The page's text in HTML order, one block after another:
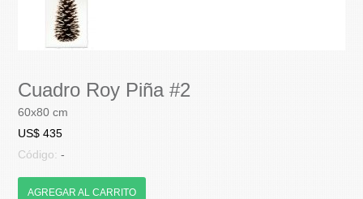
Cuadro Roy Piña #2
60x80 cm
US$ 435
Código:-
AGREGAR AL CARRITO